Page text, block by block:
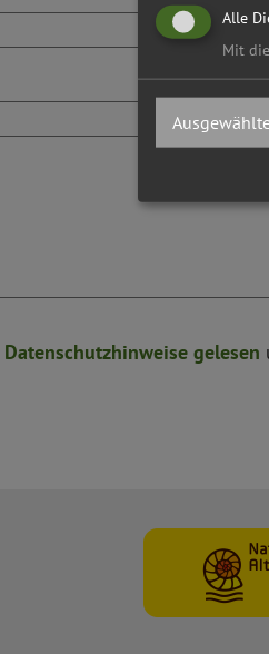
Datenschutzhinweise gelesen
Alle
Mit